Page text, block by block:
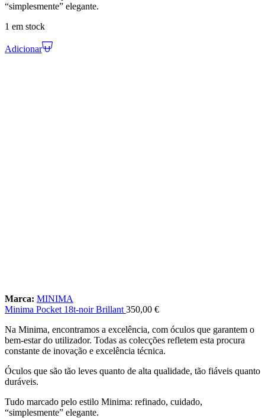
“simplesmente” elegante.
1 em stock
Adicionar
Marca: MINIMA
Minima Pocket 18t-noir Brillant 350,00 €
Na Minima, encontramos a excelência, com óculos que garantem o
bem-estar do utilizador. Todas as colecções refletem esta procura
constante de inovação e excelência técnica.
Óculos que são tão leves quanto de alta qualidade, tão fiáveis quanto
duráveis.
Tudo marcado pelo estilo Minima: refinado, cuidado,
“simplesmente” elegante.